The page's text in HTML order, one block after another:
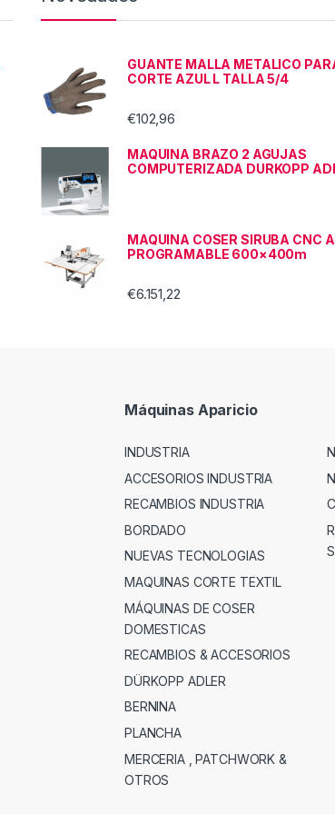
GUANTE MALLA METALICO
CORTE AZUL L TALLA 5/4
€102,96
MAQUINA BRAZO 2 AGUJAS
COMPUTERIZADA DURKOPP
MAQUINA COSER SIRUBA CNC
PROGRAMABLE 600×400m
€6.151,22
Máquinas Aparicio
INDUSTRIA
ACCESORIOS INDUSTRIA
RECAMBIOS INDUSTRIA
BORDADO
NUEVAS TECNOLOGIAS
MAQUINAS CORTE TEXTIL
MÁQUINAS DE COSER
DOMESTICAS
RECAMBIOS & ACCESORIOS
DÜRKOPP ADLER
BERNINA
PLANCHA
MERCERIA , PATCHWORK &
OTROS